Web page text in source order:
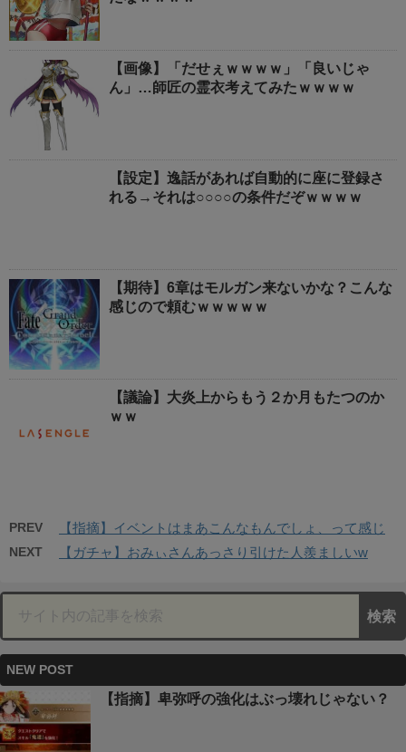
【画像】「だせぇｗｗｗｗ」「良いじゃ
ん」…師匠の霊衣考えてみたｗｗｗｗ
【設定】逸話があれば自動的に座に登録さ
れる→それは○○○○の条件だぞｗｗｗｗ
【期待】6章はモルガン来ないかな？こんな
感じので頼むｗｗｗｗｗ
【議論】大炎上からもう２か月もたつのか
ｗｗ
PREV 【指摘】イベントはまあこんなもんでしょ、って感じ
NEXT 【ガチャ】おみぃさんあっさり引けた人羨ましいw
NEW POST
【指摘】卑弥呼の強化はぶっ壊れじゃない？